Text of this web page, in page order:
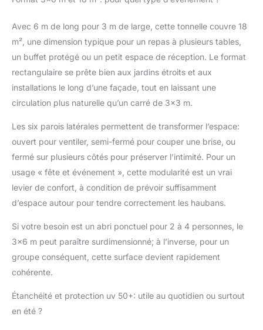
𝗦𝗧𝗥𝗨𝗖𝗧𝗨𝗥𝗘 𝗘𝗡
𝗔𝗖𝗜𝗘𝗥 𝗜𝗡𝗢𝗫𝗬𝗗𝗔𝗕𝗟𝗘
𝗥𝗢𝗕𝗨𝗦𝗧𝗘 – La
structure innovante en
acier allié inoxydable
assure une stabilité
tonnelle pliante, même
en cas de vent léger ou
les fêtes de jardin, les
festivals, les marchés
ou le camping, elle
garantit une durabilité
et une fiabilité à toute
épreuve. 𝟭𝟬𝟬 %
𝗥𝗘́𝗦𝗜𝗦𝗧𝗔𝗡𝗧𝗘 𝗔𝗨𝗫
𝗨𝗩 – Le toit est revêtu
de polyester et les
thermosoudées),
Avec 6 m de long pour 3 m de large, cette tonnelle couvre 18
m², une dimension typique pour un repas à plusieurs tables,
un buffet protégé ou un petit espace de réception. Le format
rectangulaire se prête bien aux jardins étroits et aux
installations le long d’une façade, tout en laissant une
circulation plus naturelle qu’un carré de 3×3 m.
Les six parois latérales permettent de transformer l’espace:
ouvert pour ventiler, semi-fermé pour couper une brise, ou
fermé sur plusieurs côtés pour préserver l’intimité. Pour un
usage « fête et événement », cette modularité est un vrai
levier de confort, à condition de prévoir suffisamment
d’espace autour pour tendre correctement les haubans.
Si votre besoin est un abri ponctuel pour 2 à 4 personnes, le
3×6 m peut paraître surdimensionné; à l’inverse, pour un
groupe conséquent, cette surface devient rapidement
cohérente.
Étanchéité et protection uv 50+: utile au quotidien ou surtout
en été ?